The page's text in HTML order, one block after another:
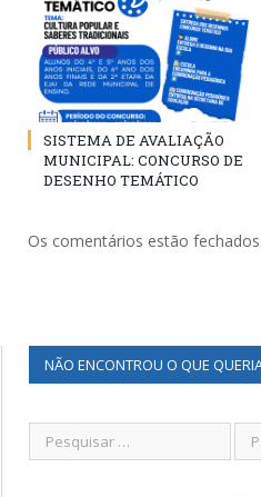
SISTEMA DE AVALIAÇÃO
MUNICIPAL: CONCURSO DE
DESENHO TEMÁTICO
Os comentários estão fechados.
NÃO ENCONTROU O QUE